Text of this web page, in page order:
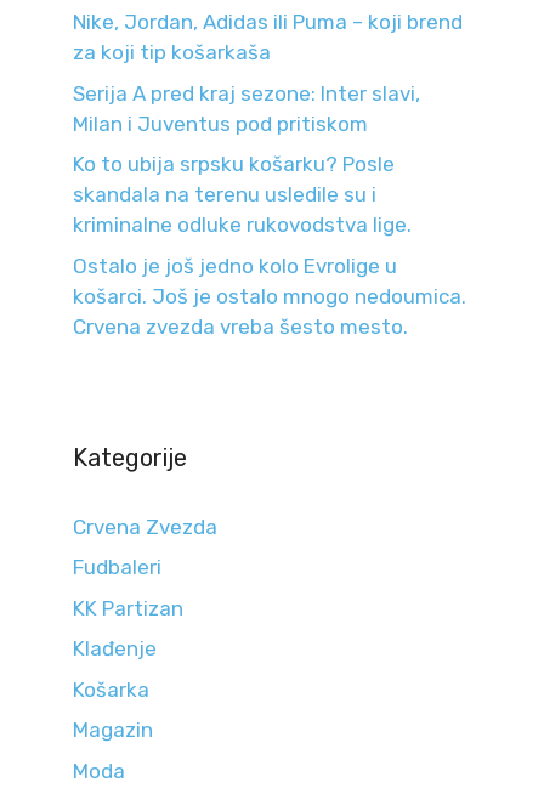
Nike, Jordan, Adidas ili Puma – koji brend
za koji tip košarkaša
Serija A pred kraj sezone: Inter slavi,
Milan i Juventus pod pritiskom
Ko to ubija srpsku košarku? Posle
skandala na terenu usledile su i
kriminalne odluke rukovodstva lige.
Ostalo je još jedno kolo Evrolige u
košarci. Još je ostalo mnogo nedoumica.
Crvena zvezda vreba šesto mesto.
Kategorije
Crvena Zvezda
Fudbaleri
KK Partizan
Klađenje
Košarka
Magazin
Moda